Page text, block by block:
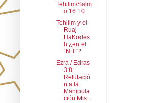
Tehilim/Salm
o 16:10
Tehilim y el
Ruaj
HaKodes
h ¿en el
“N.T”?
Ezra / Edras
3:8:
Refutació
n a la
Manipula
ción Mis...